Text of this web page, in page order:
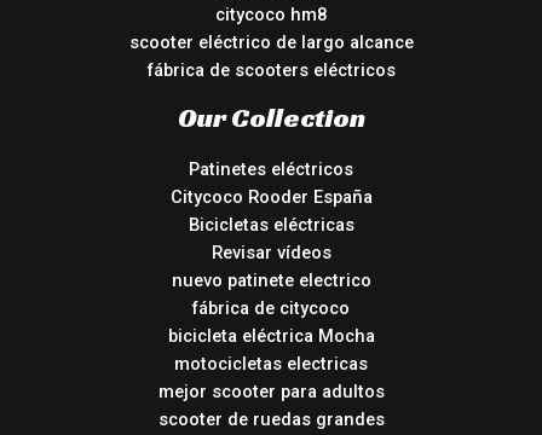
citycoco hm8
scooter eléctrico de largo alcance
fábrica de scooters eléctricos
Our Collection
Patinetes eléctricos
Citycoco Rooder España
Bicicletas eléctricas
Revisar vídeos
nuevo patinete electrico
fábrica de citycoco
bicicleta eléctrica Mocha
motocicletas electricas
mejor scooter para adultos
scooter de ruedas grandes